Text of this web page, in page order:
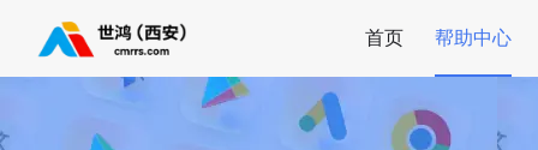
首页 帮助中心